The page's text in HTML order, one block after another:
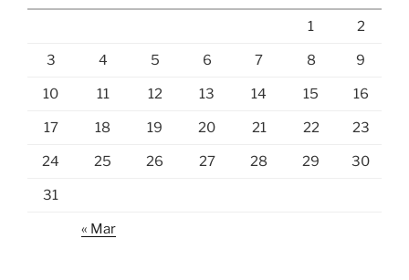
1 2
3 4 5 6 7 8 9
10 11 12 13 14 15 16
17 18 19 20 21 22 23
24 25 26 27 28 29 30
31
« Mar